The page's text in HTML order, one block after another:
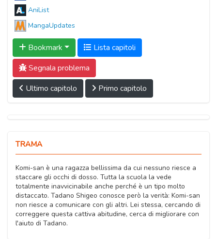
AniList
MangaUpdates
Bookmark
Lista capitoli
Segnala problema
Ultimo capitolo
Primo capitolo
TRAMA
Komi-san è una ragazza bellissima da cui nessuno riesce a
staccare gli occhi di dosso. Tutta la scuola la vede
totalmente inavvicinabile anche perché è un tipo molto
distaccato. Tadano Shigeo conosce però la verità: Komi-san
non riesce a comunicare con gli altri. Lei stessa, cercando di
correggere questa cattiva abitudine, cerca di migliorare con
l'aiuto di Tadano.